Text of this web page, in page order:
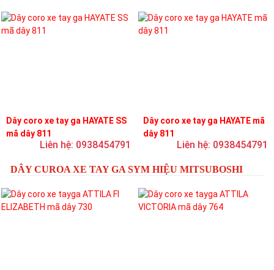
Dây coro xe tay ga HAYATE SS
mã dây 811
Liên hệ: 0938454791
Dây coro xe tay ga HAYATE mã
dây 811
Liên hệ: 0938454791
DÂY CUROA XE TAY GA SYM HIỆU MITSUBOSHI